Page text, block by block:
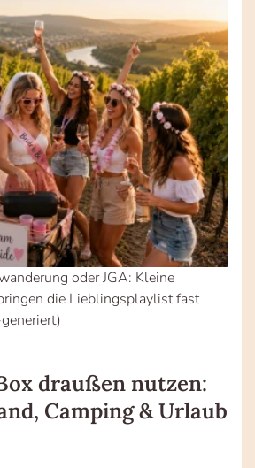
oder JGA: Kleine
die Lieblingsplaylist fast
draußen nutzen:
Camping & Urlaub